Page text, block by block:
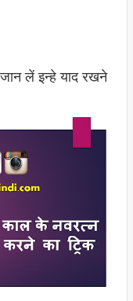
लें इन्हे याद रखने